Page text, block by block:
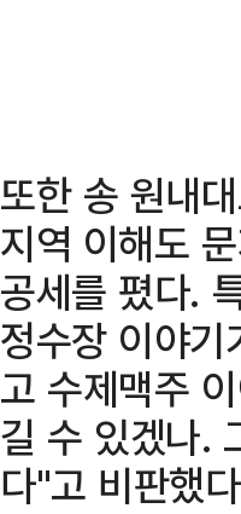
또한 송 원내
지역 이해도
공세를 폈다.
정수장 이야
고 수제맥주
길 수 있겠나.
다"고 비판했